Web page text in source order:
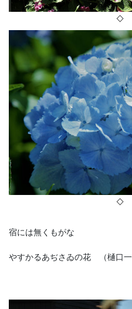
◇
◇
我がお
宿には無くもがな
か
やすかるあぢさゐの花 （樋口一